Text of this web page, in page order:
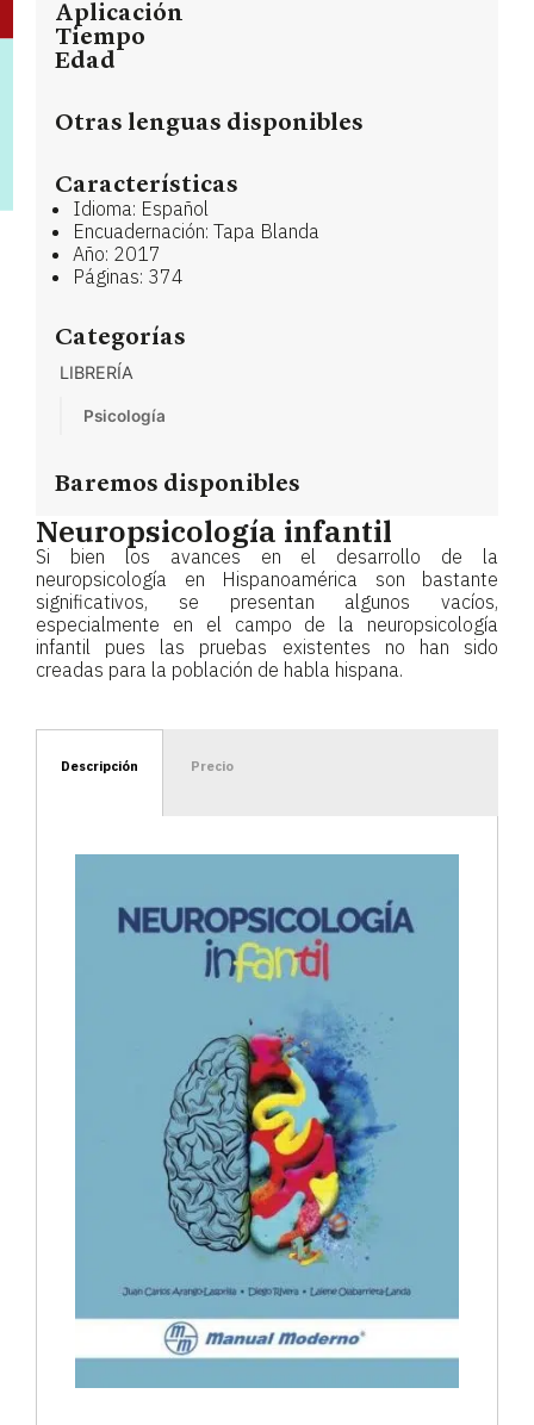
Aplicación
Tiempo
Edad
Otras lenguas disponibles
Características
Idioma: Español
Encuadernación: Tapa Blanda
Año: 2017
Páginas: 374
Categorías
LIBRERÍA
Psicología
Baremos disponibles
Neuropsicología infantil
Si bien los avances en el desarrollo de la
neuropsicología en Hispanoamérica son bastante
significativos, se presentan algunos vacíos,
especialmente en el campo de la neuropsicología
infantil pues las pruebas existentes no han sido
creadas para la población de habla hispana.
Descripción Precio